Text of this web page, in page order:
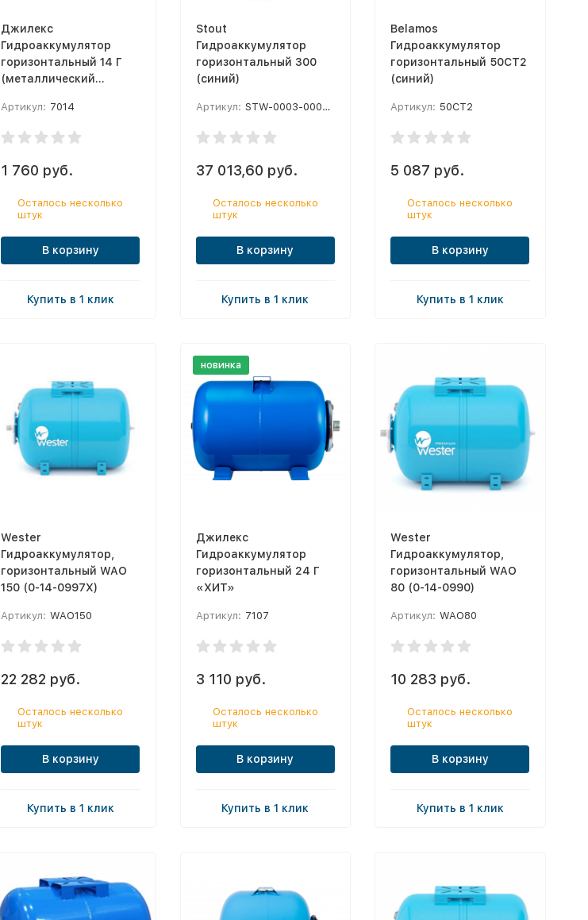
Джилекс
Гидроаккумулятор
горизонтальный 14 Г
(металлический
производства)
Артикул: 7014
1 760 руб.
Осталось несколько
штук
В корзину
Купить в 1 клик
Stout
Гидроаккумулятор
горизонтальный 300
(синий)
Артикул: STW-0003-000300
37 013,60 руб.
Осталось несколько
штук
В корзину
Купить в 1 клик
Belamos
Гидроаккумулятор
горизонтальный 50CT2
(синий)
Артикул: 50CT2
5 087 руб.
Осталось несколько
штук
В корзину
Купить в 1 клик
Wester
Гидроаккумулятор,
горизонтальный WAO
150 (0-14-0997X)
Артикул: WAO150
22 282 руб.
Осталось несколько
штук
В корзину
Купить в 1 клик
новинка
Джилекс
Гидроаккумулятор
горизонтальный 24 Г
«ХИТ»
Артикул: 7107
3 110 руб.
Осталось несколько
штук
В корзину
Купить в 1 клик
Wester
Гидроаккумулятор,
горизонтальный WAO
80 (0-14-0990)
Артикул: WAO80
10 283 руб.
Осталось несколько
штук
В корзину
Купить в 1 клик